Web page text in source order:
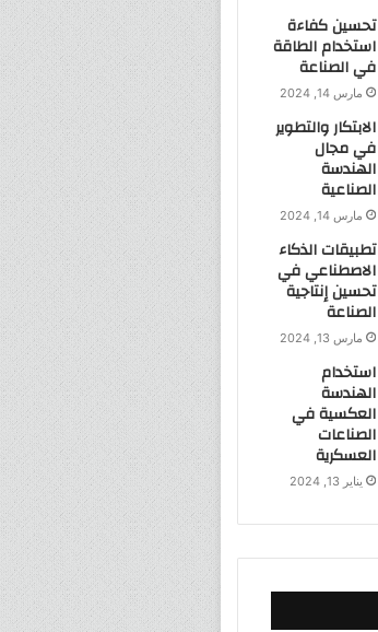
تحسين كفاءة
استخدام الطاقة
في الصناعة
مارس 14, 2024
الابتكار والتطوير
في مجال
الهندسة
الصناعية
مارس 14, 2024
تطبيقات الذكاء
الاصطناعي في
تحسين إنتاجية
الصناعة
مارس 13, 2024
استخدام
الهندسة
العكسية في
الصناعات
العسكرية
يناير 13, 2024